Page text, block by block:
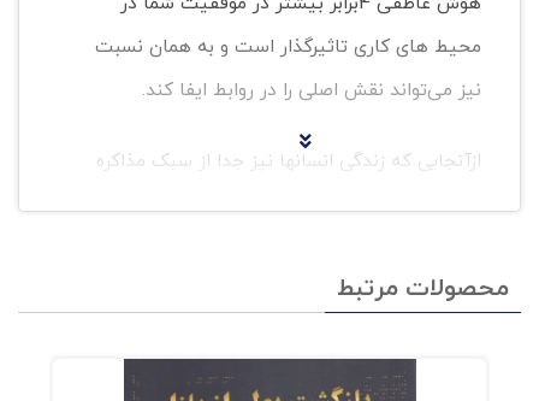
محیط های کاری تاثیر‌گذار است و به همان نسبت
نیز می‌تواند نقش اصلی را در روابط ایفا کند.
ازآنجایی که زندگی انسانها نیز جدا از سبک مذاکره
آنهانیست، عنصر اصلی موفقیت در آن نیز هوش
محصولات مرتبط